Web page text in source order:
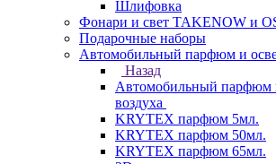
Шлифовка
Фонари и свет TAKENOW и
Подарочные наборы
Автомобильный парфюм и
Назад
Автомобильный парфюм
воздуха
KRYTEX парфюм 5мл.
KRYTEX парфюм 50мл.
KRYTEX парфюм 65мл.